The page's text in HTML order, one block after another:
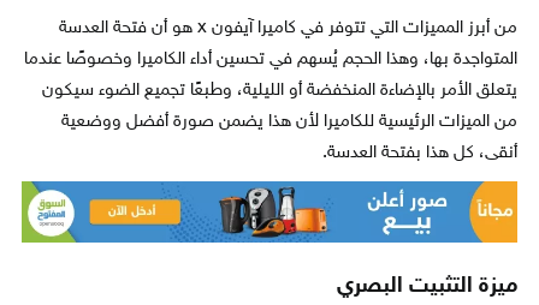
من أبرز المميزات التي تتوفر في كاميرا آيفون x هو أن فتحة العدسة
المتواجدة بها، وهذا الحجم يُسهم في تحسين أداء الكاميرا وخصوصًا عندما
يتعلق الأمر بالإضاءة المنخفضة أو الليلية، وطبعًا تجميع الضوء سيكون
من الميزات الرئيسية للكاميرا لأن هذا يضمن صورة أفضل ووضعية
أنقى، كل هذا بفتحة العدسة.
ميزة التثبيت البصري